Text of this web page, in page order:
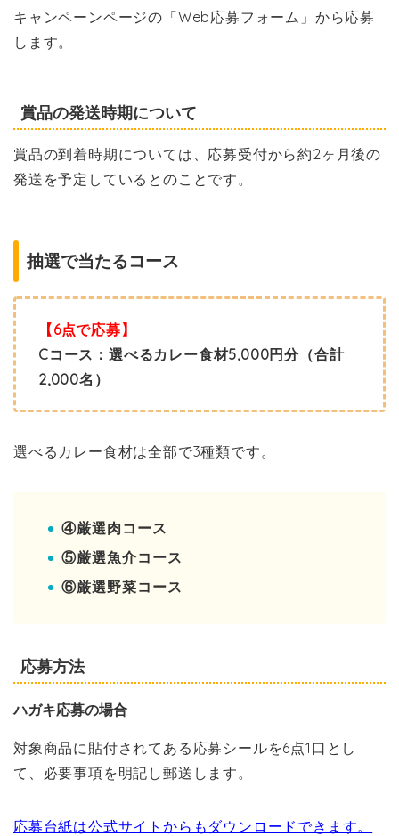
キャンペーンページの「Web応募フォーム」から応募
します。
賞品の発送時期について
賞品の到着時期については、応募受付から約2ヶ月後の
発送を予定しているとのことです。
抽選で当たるコース
【6点で応募】
Cコース：選べるカレー食材5,000円分（合計
2,000名）
選べるカレー食材は全部で3種類です。
④厳選肉コース
⑤厳選魚介コース
⑥厳選野菜コース
応募方法
ハガキ応募の場合
対象商品に貼付されてある応募シールを6点1口とし
て、必要事項を明記し郵送します。
応募台紙は公式サイトからもダウンロードできます。